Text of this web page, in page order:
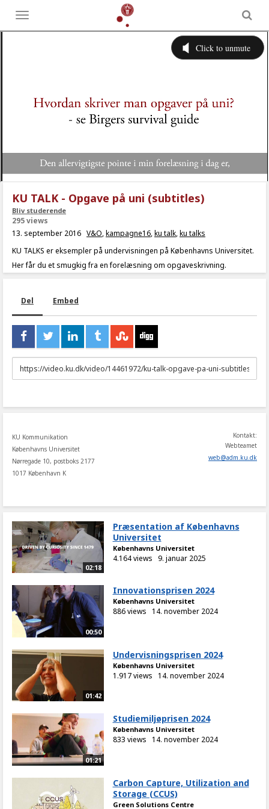
Toggle
menu
KU TALK - Opgave på uni (subtitles)
Bliv studerende
295 views
13. september 2016 V&O,kampagne16,ku talk,ku talks
KU TALKS er eksempler på undervisningen på Københavns Universitet.
Her får du et smugkig fra en forelæsning om opgaveskrivning.
Del Embed
URL
to
KU Kommunikation
Københavns Universitet
Nørregade 10, postboks 2177
1017 København K
Kontakt:
Webteamet
web@adm.ku.dk
02:18
Præsentation af Københavns
Universitet
Københavns Universitet
4.164 views 9. januar 2025
00:50
Innovationsprisen 2024
Københavns Universitet
886 views 14. november 2024
01:42
Undervisningsprisen 2024
Københavns Universitet
1.917 views 14. november 2024
01:21
Studiemiljøprisen 2024
Københavns Universitet
833 views 14. november 2024
Carbon Capture, Utilization and
Storage (CCUS)
Green Solutions Centre